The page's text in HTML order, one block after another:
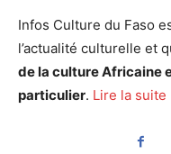
Infos Culture du Faso
l’actualité culturelle et
de la culture Africaine
particulier. Lire la suite